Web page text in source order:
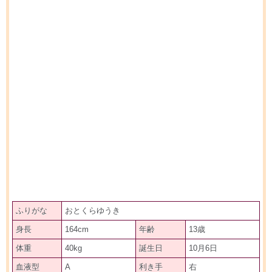
ふりがな おとくらゆうき
身長 164cm 年齢 13歳
体重 40kg 誕生日 10月6日
血液型 A 利き手 右